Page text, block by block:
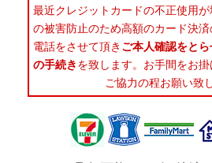
最近クレジットカードの不正使用
の被害防止のため高額のカード決
電話をさせて頂き ご本人確認をと
の手続きを致します。お手間をお
ご協力の程お願い致